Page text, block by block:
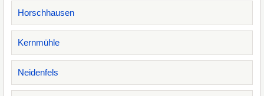
Horschhausen
Kernmühle
Neidenfels